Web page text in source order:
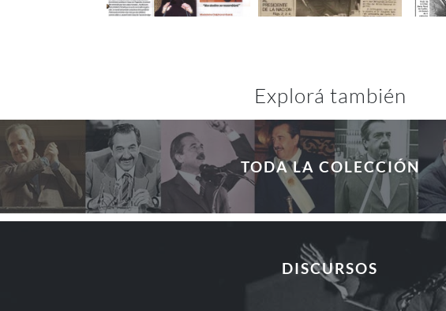
Explorá también
TODA LA COLECCIÓN
DISCURSOS